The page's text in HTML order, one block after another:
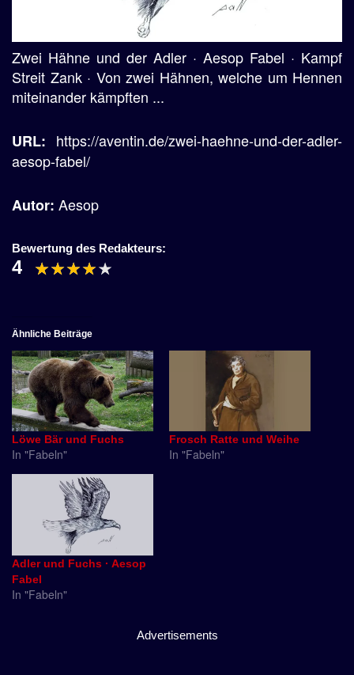
Zwei Hähne und der Adler · Aesop Fabel · Kampf
Streit Zank · Von zwei Hähnen, welche um Hennen
miteinander kämpften ...
URL: https://aventin.de/zwei-haehne-und-der-adler-
aesop-fabel/
Autor: Aesop
Bewertung des Redakteurs:
4
Ähnliche Beiträge
Löwe Bär und Fuchs
In "Fabeln"
Frosch Ratte und Weihe
In "Fabeln"
Adler und Fuchs · Aesop
Fabel
In "Fabeln"
Advertisements